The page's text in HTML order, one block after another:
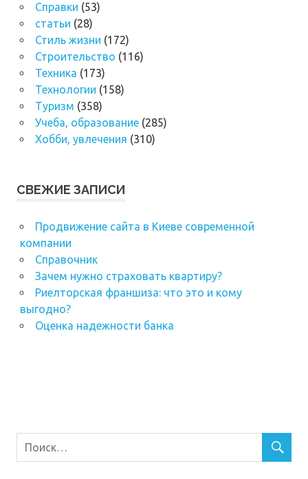
Справки (53)
статьи (28)
Стиль жизни (172)
Строительство (116)
Техника (173)
Технологии (158)
Туризм (358)
Учеба, образование(285)
Хобби, увлечения (310)
СВЕЖИЕ ЗАПИСИ
Продвижение сайта в Киеве современной
компании
Справочник
Зачем нужно страховать квартиру?
Риелторская франшиза: что это и кому
выгодно?
Оценка надежности банка